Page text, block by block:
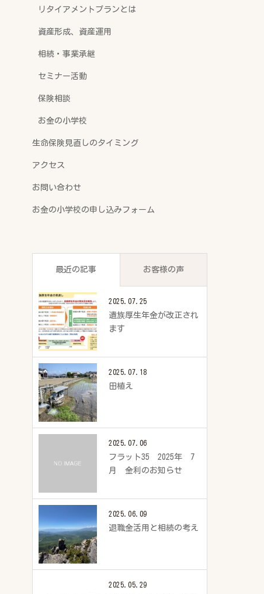
リタイアメントプランとは
資産形成、資産運用
相続・事業承継
セミナー活動
保険相談
お金の小学校
生命保険見直しのタイミング
アクセス
お問い合わせ
お金の小学校の申し込みフォーム
最近の記事 お客様の声
2025.07.25
遺族厚生年金が改正され
ます
2025.07.18
田植え
2025.07.06
フラット35 2025年 7
月 金利のお知らせ
2025.06.09
退職金活用と相続の考え
2025.05.29